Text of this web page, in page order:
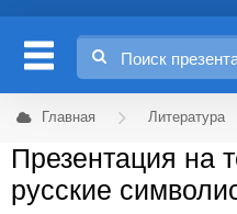
Главная Литература
Презентация на
русские